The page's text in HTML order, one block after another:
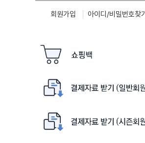
회원가입 아이디/비밀번호찾기